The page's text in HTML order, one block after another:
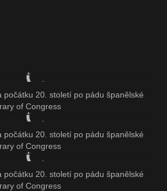
počátku 20. století po pádu španělské
of Congress
počátku 20. století po pádu španělské
of Congress
počátku 20. století po pádu španělské
of Congress